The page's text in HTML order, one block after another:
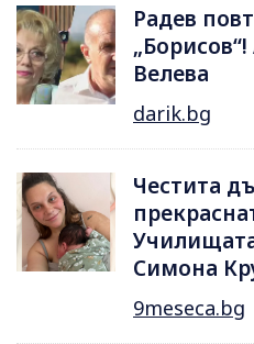
Радев
Велева
darik.bg
Честита
Симона
9meseca.bg